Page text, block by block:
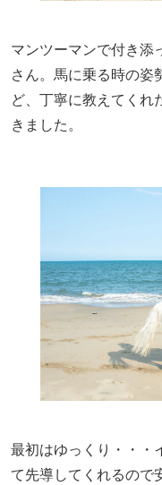
マンツーマンで付き添
さん。馬に乗る時の姿
ど、丁寧に教えてくれ
きました。
最初はゆっくり・・・
て先導してくれるので